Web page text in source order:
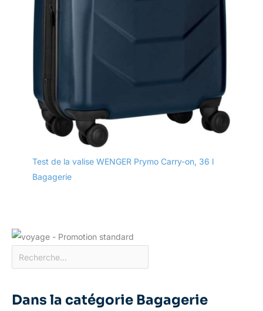
Test de la valise WENGER Prymo Carry-on, 36 l
Bagagerie
Dans la catégorie Bagagerie